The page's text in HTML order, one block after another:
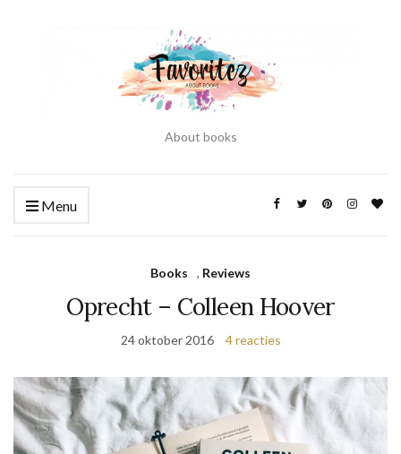
About books
Menu
Books , Reviews
Oprecht – Colleen Hoover
24 oktober 2016 4 reacties